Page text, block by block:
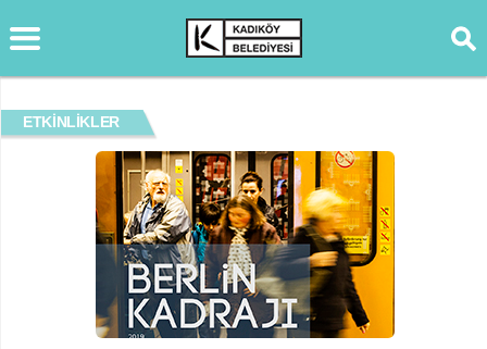
ETKİNLİKLER